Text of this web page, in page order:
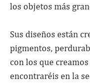
los objetos más
Sus diseños están
pigmentos,
con los que
encontraréis en la